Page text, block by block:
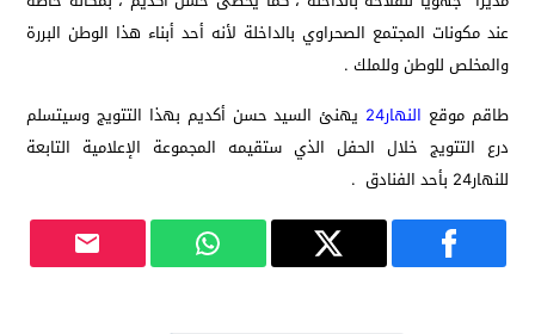
عند مكونات المجتمع الصحراوي بالداخلة لأنه أحد أبناء هذا الوطن البررة
والمخلص للوطن وللملك .
طاقم موقع النهار24
يهنئ السيد حسن أكديم بهذا التتويج وسيتسلم
درع التتويج خلال الحفل الذي ستقيمه المجموعة الإعلامية التابعة
للنهار24 بأحد الفنادق .